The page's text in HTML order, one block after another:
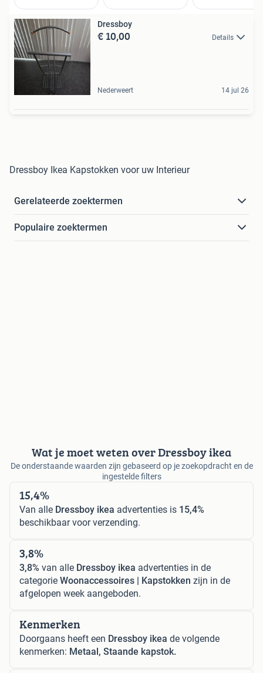
Dressboy
€ 10,00 Details
Nederweert 14 jul 26
Dressboy Ikea Kapstokken voor uw Interieur
Gerelateerde zoektermen
Populaire zoektermen
Wat je moet weten over Dressboy ikea
De onderstaande waarden zijn gebaseerd op je zoekopdracht en de
ingestelde filters
15,4%
Van alle Dressboy ikea advertenties is 15,4%
beschikbaar voor verzending.
3,8%
3,8% van alle Dressboy ikea advertenties in de
categorie Woonaccessoires | Kapstokken zijn in de
afgelopen week aangeboden.
Kenmerken
Doorgaans heeft een Dressboy ikea de volgende
kenmerken: Metaal, Staande kapstok.